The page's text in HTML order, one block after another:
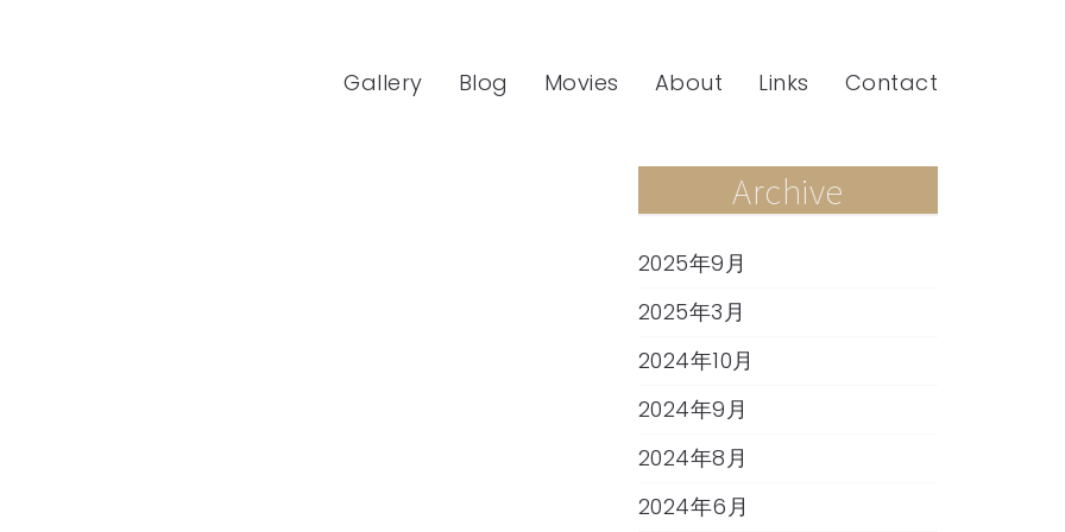
Gallery Blog Movies About Links Contact
Archive
2025年9月
2025年3月
2024年10月
2024年9月
2024年8月
2024年6月